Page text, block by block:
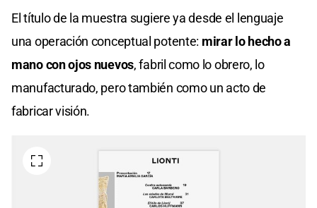
El título de la muestra sugiere ya desde el lenguaje
una operación conceptual potente: mirar lo hecho a
mano con ojos nuevos, fabril como lo obrero, lo
manufacturado, pero también como un acto de
fabricar visión.